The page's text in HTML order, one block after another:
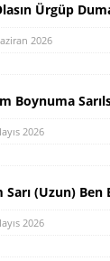
Ürgüp
2026
Boynuma
2026
Sarı (Uzun) Ben
2026